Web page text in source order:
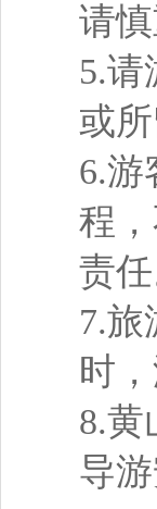
请慎
5.
或
6.游
程
责任
7.
时
8.黄
导